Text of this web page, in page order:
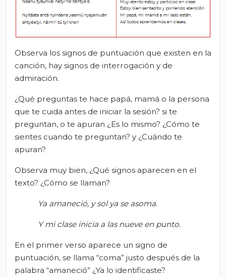
Observa los signos de puntuación que existen en la
canción, hay signos de interrogación y de
admiración.
¿Qué preguntas te hace papá, mamá o la persona
que te cuida antes de iniciar la sesión? si te
preguntan, o te apuran ¿Es lo mismo? ¿Cómo te
sientes cuando te preguntan? y ¿Cuándo te
apuran?
Observa muy bien, ¿Qué signos aparecen en el
texto? ¿Cómo se llaman?
Ya amaneció, y sol ya se asoma.
Y mi clase inicia a las nueve en punto.
En el primer verso aparece un signo de
puntuación, se llama “coma” justo después de la
palabra “amaneció” ¿Ya lo identificaste?